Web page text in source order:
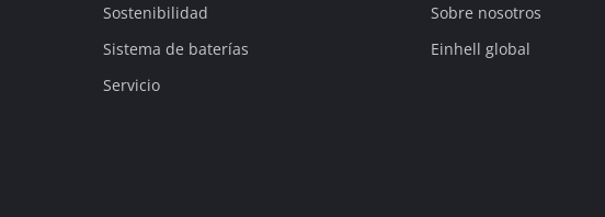
Sostenibilidad
Sistema de baterías
Servicio
Sobre nosotros
Einhell global